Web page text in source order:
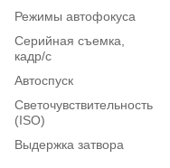
Режимы автофокуса
Серийная съемка,
кадр/с
Автоспуск
Светочувствительность
(ISO)
Выдержка затвора